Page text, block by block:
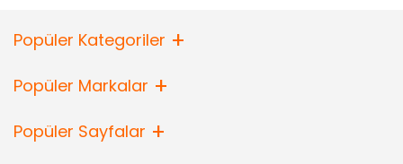
Popüler Kategoriler
Popüler Markalar
Popüler Sayfalar